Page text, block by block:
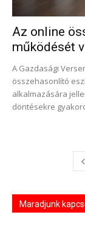
Az online
működését
A Gazdasági
összehasonlító
alkalmazására
döntésekre
Maradjunk